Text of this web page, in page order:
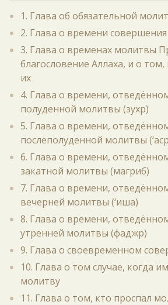
1. Глава об обязательной
2. Глава о времени
3. Глава о временах молитвы
благословение Аллаха, и о
их
4. Глава о времени,
полуденной молитвы (зухр)
5. Глава о времени,
послеполуденной молитвы
6. Глава о времени,
закатной молитвы (магриб)
7. Глава о времени,
вечерней молитвы (‘иша)
8. Глава о времени,
утренней молитвы (фаджр)
9. Глава о своевременном
10. Глава о том случае, когда
молитву
11. Глава о том, кто проспал